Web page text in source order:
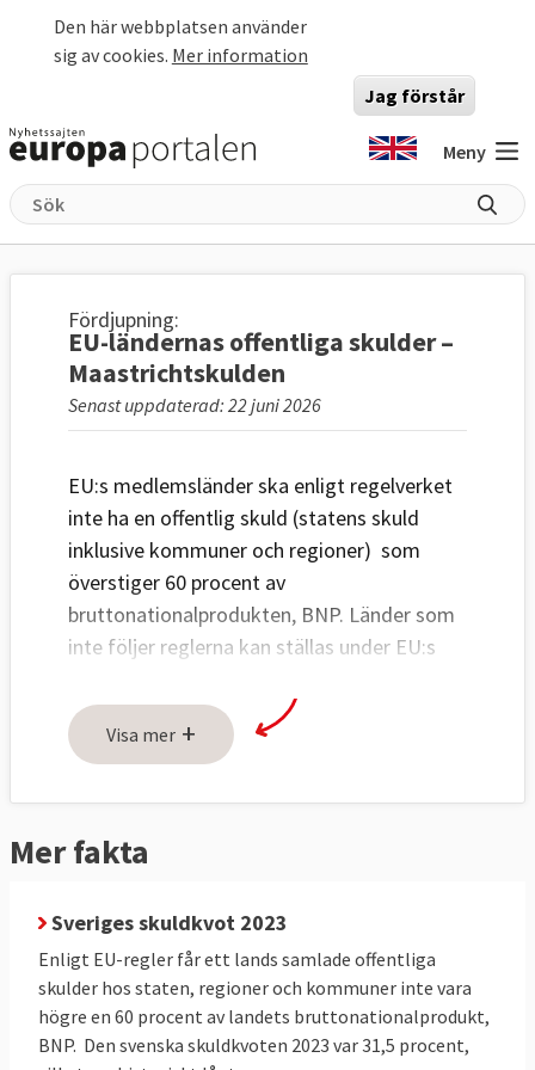
Den här webbplatsen använder
sig av cookies. Mer information
Jag förstår
Meny
Fördjupning:
EU-ländernas offentliga skulder –
Maastrichtskulden
Senast uppdaterad: 22 juni 2026
EU:s medlemsländer ska enligt regelverket
inte ha en offentlig skuld (statens skuld
inklusive kommuner och regioner) som
överstiger 60 procent av
bruttonationalprodukten, BNP. Länder som
inte följer reglerna kan ställas under EU:s
förlängningen riskera sanktioner.
60-procentsgränsen fastslogs ursprungligen
Stabilitets- och tillväxtpakten, som antogs
vilka konsekvenser ett överskridande får.
Statsskuldregeln gäller även EU-länder med
egen valuta, som Sverige. 2020 beslutade
EU-ländernas finansministrar att 60-
procentsregeln tillfälligt inte ska gällaför
Visa mer +
Mer fakta
Sveriges skuldkvot 2023
Enligt EU-regler får ett lands samlade offentliga
skulder hos staten, regioner och kommuner inte vara
högre en 60 procent av landets bruttonationalprodukt,
BNP. Den svenska skuldkvoten 2023 var 31,5 procent,